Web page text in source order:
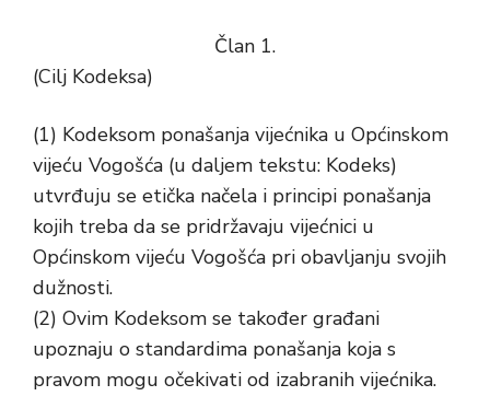
Član 1.
(Cilj Kodeksa)
(1) Kodeksom ponašanja vijećnika u Općinskom
vijeću Vogošća (u daljem tekstu: Kodeks)
utvrđuju se etička načela i principi ponašanja
kojih treba da se pridržavaju vijećnici u
Općinskom vijeću Vogošća pri obavljanju svojih
dužnosti.
(2) Ovim Kodeksom se također građani
upoznaju o standardima ponašanja koja s
pravom mogu očekivati od izabranih vijećnika.